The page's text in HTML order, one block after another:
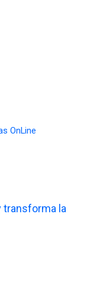
transforma la